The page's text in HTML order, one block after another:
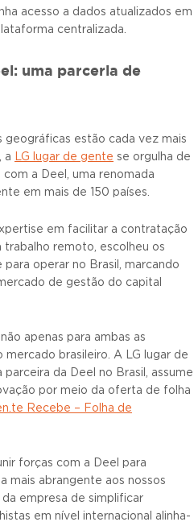
acesso a dados atualizados em
centralizada.
uma parceria de
geográficas estão cada vez mais
a LG lugar de gente se orgulha de
com a Deel, uma renomada
em mais de 150 países.
em facilitar a contratação
remoto, escolheu os
operar no Brasil, marcando
de gestão do capital
apenas para ambas as
mercado brasileiro. A LG lugar de
da Deel no Brasil, assume
por meio da oferta de folha
Recebe – Folha de
forças com a Deel para
mais abrangente aos nossos
empresa de simplificar
em nível internacional alinha-